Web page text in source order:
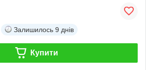
Залишилось 9 днів
Купити